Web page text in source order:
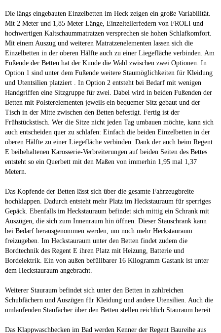
Die längs eingebauten Einzelbetten im Heck zeigen ein große Variabilität.
Mit 2 Meter und 1,85 Meter Länge, Einzeltellerfedern von FROLI und
hochwertigen Kaltschaummatratzen versprechen sie hohen Schlafkomfort.
Mit einem Auszug und weiteren Matratzenelementen lassen sich die
Einzelbetten in der oberen Hälfte auch zu einer Liegefläche verbinden. Am
Fußende der Betten hat der Kunde die Wahl zwischen zwei Optionen: In
Option 1 sind unter dem Fußende weitere Staumöglichkeiten für Kleidung
und Utentsilien platziert . In Option 2 entsteht bei Bedarf mit wenigen
Handgriffen eine Sitzgruppe für zwei. Dabei wird in beiden Fußenden der
Betten mit Polsterelementen jeweils ein bequemer Sitz gebaut und der
Tisch in der Mitte zwischen den Betten befestigt. Fertig ist der
Frühstückstisch. Wer die Sitze nicht jeden Tag umbauen möchte, kann sich
auch entscheiden quer zu schlafen: Einfach die beiden Einzelbetten in der
oberen Hälfte zu einer Liegefläche verbinden. Dank der auch beim Regent
E beibehaltenen Karosserie-Verbreiterungen auf beiden Seiten des Bettes
entsteht so ein Querbett mit den Maßen von immerhin 1,95 mal 1,37
Metern.
Das Kopfende der Betten lässt sich über die gesamte Fahrzeugbreite
hochklappen. Dadurch entsteht mehr Platz im Heckstauraum für sperriges
Gepäck. Ebenfalls im Heckstauraum befindet sich mittig ein Schrank mit
Auszügen, die sich zum Innenraum hin öffnen. Dieser Stauschrank kann
bei Bedarf herausgenommen werden, um noch mehr Heckstauraum
freizugeben. Im Heckstauraum unter den Betten findet zudem die
Bordtechnik des Regent E ihren Platz mit Heizung, Batterie und
Bordelektrik. Ein von außen befüllbarer 16 Kilogramm Gastank ist unter
dem Heckstauraum angebracht.
Weiterer Stauraum befindet sich unter den Betten in zahlreichen
Schubfächern und Auszügen für Kleidung und andere Utensilien. Auch die
umlaufenden Staufächer über den Betten stellen reichlich Stauraum bereit.
Das Klappwaschbecken im Bad werden Kenner der Regent Baureihe aus